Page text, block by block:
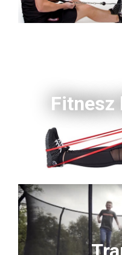
Fitnesz